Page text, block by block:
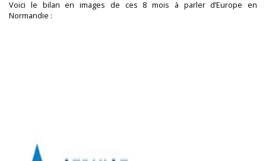
Voici le bilan en images de ces 8 mois à parler d’Europe en
Normandie :